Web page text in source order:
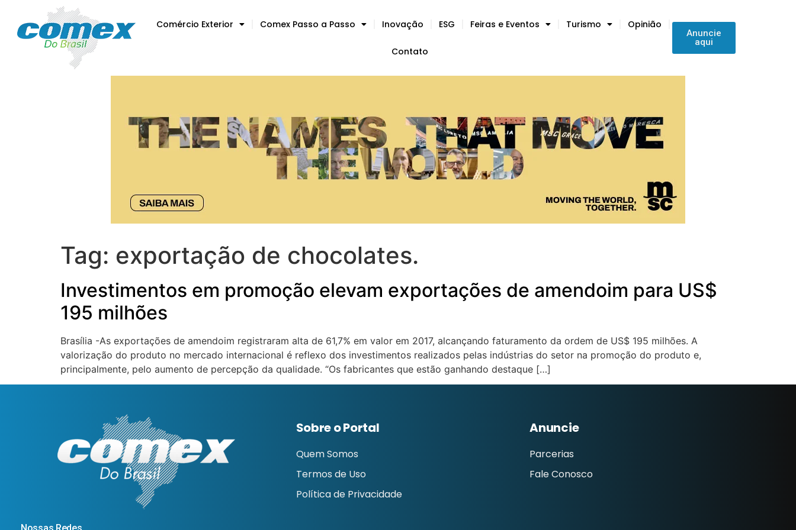
Comércio Exterior Comex Passo a Passo Inovação ESG Feiras e Eventos Turismo Opinião
Contato
Anuncie
aqui
Tag: exportação de chocolates.
Investimentos em promoção elevam exportações de amendoim para US$
195 milhões
Brasília -As exportações de amendoim registraram alta de 61,7% em valor em 2017, alcançando faturamento da ordem de US$ 195 milhões. A
valorização do produto no mercado internacional é reflexo dos investimentos realizados pelas indústrias do setor na promoção do produto e,
principalmente, pelo aumento de percepção da qualidade. “Os fabricantes que estão ganhando destaque […]
Sobre o Portal
Quem Somos
Termos de Uso
Política de Privacidade
Anuncie
Parcerias
Fale Conosco